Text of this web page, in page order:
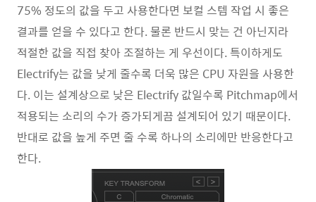
75% 정도의 값을 두고 사용한다면 보컬 스템 작업 시 좋은
결과를 얻을 수 있다고 한다. 물론 반드시 맞는 건 아닌지라
적절한 값을 직접 찾아 조절하는 게 우선이다. 특이하게도
Electrify는 값을 낮게 줄수록 더욱 많은 CPU 자원을 사용한
다. 이는 설계상으로 낮은 Electrify 값일수록 Pitchmap에서
적용되는 소리의 수가 증가되게끔 설계되어 있기 때문이다.
반대로 값을 높게 주면 줄 수록 하나의 소리에만 반응한다고
한다.